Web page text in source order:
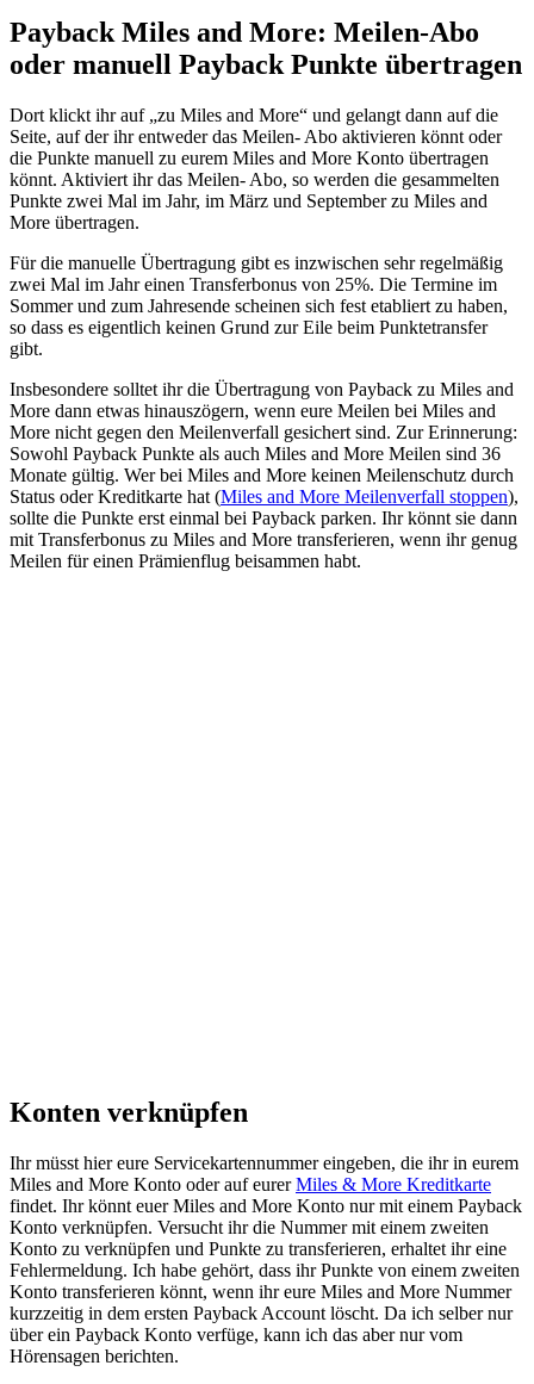
Payback Miles and More: Meilen-Abo
oder manuell Payback Punkte übertragen
Dort klickt ihr auf „zu Miles and More“ und gelangt dann auf die
Seite, auf der ihr entweder das Meilen- Abo aktivieren könnt oder
die Punkte manuell zu eurem Miles and More Konto übertragen
könnt. Aktiviert ihr das Meilen- Abo, so werden die gesammelten
Punkte zwei Mal im Jahr, im März und September zu Miles and
More übertragen.
Für die manuelle Übertragung gibt es inzwischen sehr regelmäßig
zwei Mal im Jahr einen Transferbonus von 25%. Die Termine im
Sommer und zum Jahresende scheinen sich fest etabliert zu haben,
so dass es eigentlich keinen Grund zur Eile beim Punktetransfer
gibt.
Insbesondere solltet ihr die Übertragung von Payback zu Miles and
More dann etwas hinauszögern, wenn eure Meilen bei Miles and
More nicht gegen den Meilenverfall gesichert sind. Zur Erinnerung:
Sowohl Payback Punkte als auch Miles and More Meilen sind 36
Monate gültig. Wer bei Miles and More keinen Meilenschutz durch
Status oder Kreditkarte hat (Miles and More Meilenverfall stoppen),
sollte die Punkte erst einmal bei Payback parken. Ihr könnt sie dann
mit Transferbonus zu Miles and More transferieren, wenn ihr genug
Meilen für einen Prämienflug beisammen habt.
Konten verknüpfen
Ihr müsst hier eure Servicekartennummer eingeben, die ihr in eurem
Miles and More Konto oder auf eurerMiles & More Kreditkarte
findet. Ihr könnt euer Miles and More Konto nur mit einem Payback
Konto verknüpfen. Versucht ihr die Nummer mit einem zweiten
Konto zu verknüpfen und Punkte zu transferieren, erhaltet ihr eine
Fehlermeldung. Ich habe gehört, dass ihr Punkte von einem zweiten
Konto transferieren könnt, wenn ihr eure Miles and More Nummer
kurzzeitig in dem ersten Payback Account löscht. Da ich selber nur
über ein Payback Konto verfüge, kann ich das aber nur vom
Hörensagen berichten.